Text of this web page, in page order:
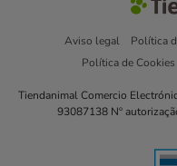
Aviso legal Política
Política de Cookies
Tiendanimal Comercio
93087138 Nº